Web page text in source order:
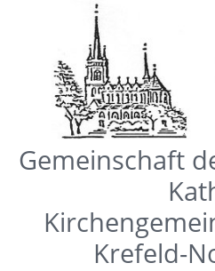
Gemeinschaft
Krefeld-